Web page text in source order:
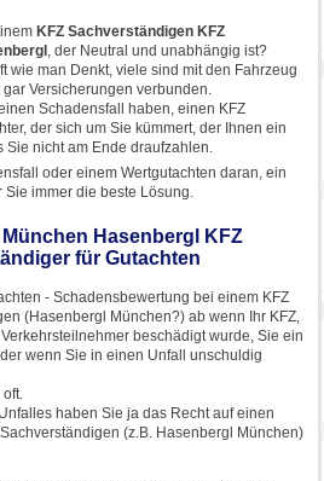
KFZ Sachverständigen KFZ
, der Neutral und unabhängig ist?
wie man Denkt, viele sind mit den Fahrzeug
Versicherungen verbunden.
Schadensfall haben, einen KFZ
der sich um Sie kümmert, der Ihnen ein
Sie nicht am Ende draufzahlen.
oder einem Wertgutachten daran, ein
immer die beste Lösung.
Hasenbergl KFZ
für Gutachten
- Schadensbewertung bei einem KFZ
(Hasenbergl München?) ab wenn Ihr KFZ,
beschädigt wurde, Sie ein
wenn Sie in einen Unfall unschuldig
oft.
haben Sie ja das Recht auf einen
(z.B. Hasenbergl München)